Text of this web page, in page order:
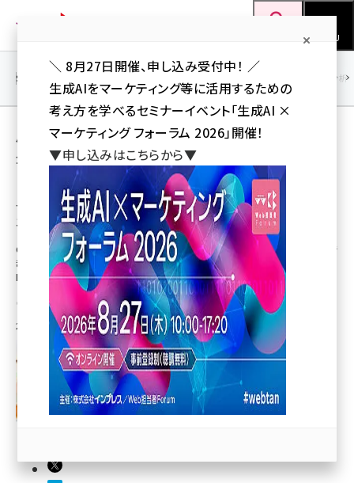
ン
MENU
seo (3528)
ai (2811)
youtube (2439)
note (2315)
セミナー (2308)
z世代 (1623)
meo (1277)
llmo (1166)
SEO アクセス解析／データ分析
用語「e-Agency」 が使われている記事の一覧
全 5 記事中 1 ～ 5 を表示中
【コホート分析】キャンペーンごとに新規ユー
ザー定着率を確認する方法 | 株式会社イー・
エージェンシー
Google アナリティクスのキャンペーンごとに、新規ユーザー定着率を確認で
きる「コホート分析レポート」機能について解説します。コホート分析の基本
的な確認方法と、定着率が高い流入元を分析する方法を見ていきましょう。
株式会社イー・エージェンシー
2020年6月11日 11:08
＼ 8月27日開催、申し込み受付中！ ／
生成AIをマーケティング等に活用するための
考え方を学べるセミナーイベント「生成AI ×
マーケティング フォーラム 2026」開催！
▼申し込みはこちらから▼